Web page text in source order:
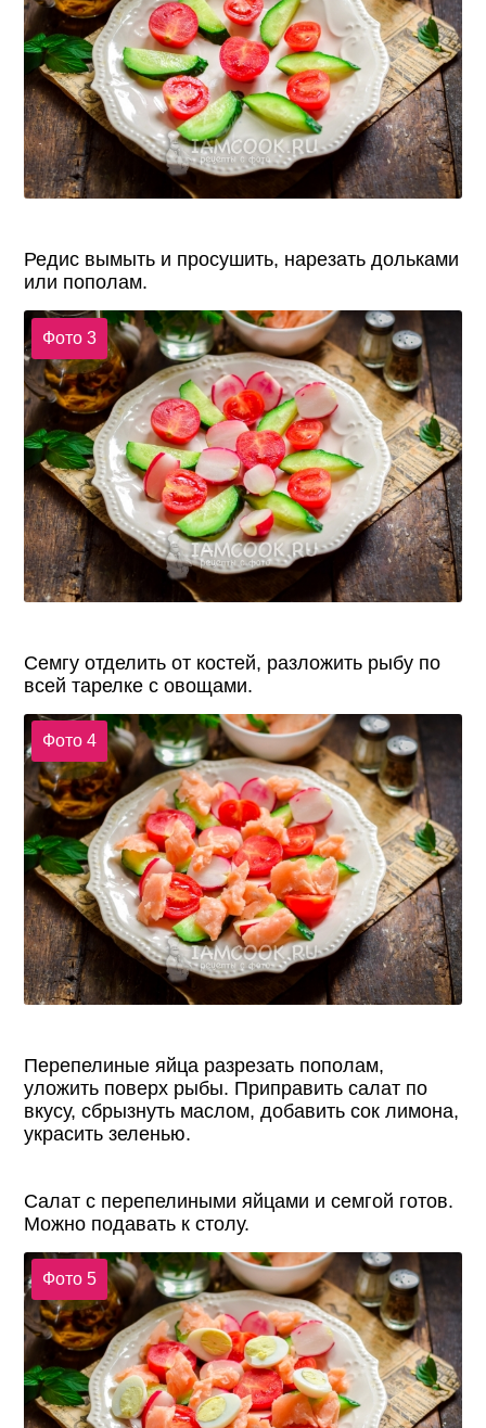
Редис вымыть и просушить, нарезать дольками
или пополам.
Фото 3
Семгу отделить от костей, разложить рыбу по
всей тарелке с овощами.
Фото 4
Перепелиные яйца разрезать пополам,
уложить поверх рыбы. Приправить салат по
вкусу, сбрызнуть маслом, добавить сок лимона,
украсить зеленью.
Салат с перепелиными яйцами и семгой готов.
Можно подавать к столу.
Фото 5